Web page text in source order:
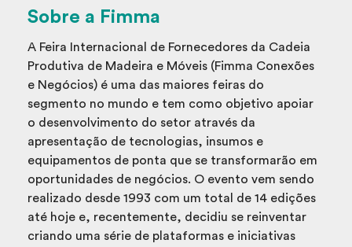
Sobre a Fimma
A Feira Internacional de Fornecedores da Cadeia
Produtiva de Madeira e Móveis (Fimma Conexões
e Negócios) é uma das maiores feiras do
segmento no mundo e tem como objetivo apoiar
o desenvolvimento do setor através da
apresentação de tecnologias, insumos e
equipamentos de ponta que se transformarão em
oportunidades de negócios. O evento vem sendo
realizado desde 1993 com um total de 14 edições
até hoje e, recentemente, decidiu se reinventar
criando uma série de plataformas e iniciativas